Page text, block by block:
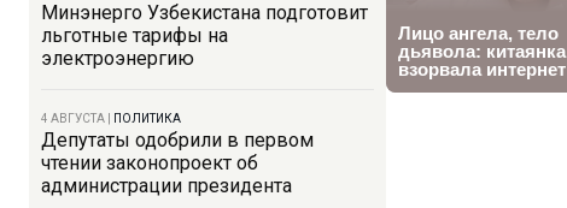
Минэнерго Узбекистана подготовит
льготные тарифы на
электроэнергию
4 АВГУСТА ПОЛИТИКА
Депутаты одобрили в первом
чтении законопроект об
администрации президента